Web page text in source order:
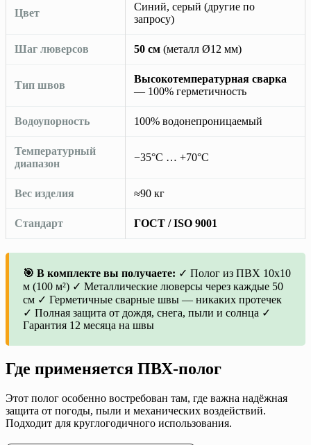
Цвет
Синий, серый (другие по
запросу)
Шаг люверсов 50 см (металл Ø12 мм)
Тип швов
Высокотемпературная сварка
— 100% герметичность
Водоупорность 100% водонепроницаемый
Температурный
диапазон
−35°C … +70°C
Вес изделия ≈90 кг
Стандарт ГОСТ / ISO 9001
🎯 В комплекте вы получаете: ✓ Полог из ПВХ 10х10
м (100 м²) ✓ Металлические люверсы через каждые 50
см ✓ Герметичные сварные швы — никаких протечек
✓ Полная защита от дождя, снега, пыли и солнца ✓
Гарантия 12 месяца на швы
Где применяется ПВХ-полог
Этот полог особенно востребован там, где важна надёжная
защита от погоды, пыли и механических воздействий.
Подходит для круглогодичного использования.